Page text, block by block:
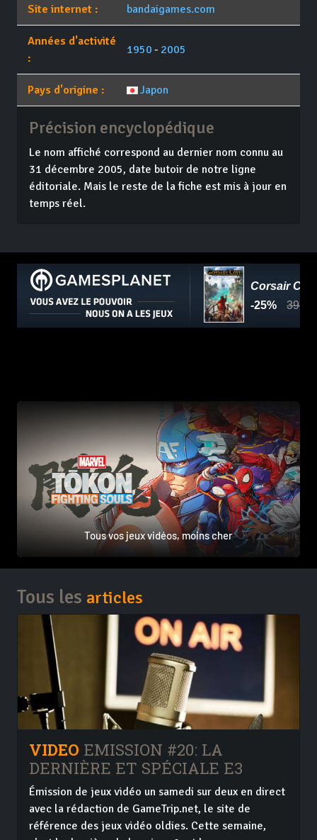
Site internet : bandaigames.com
Années d'activité
:
1950 - 2005
Pays d'origine : Japon
Précision encyclopédique
Le nom affiché correspond au dernier nom connu au
31 décembre 2005, date butoir de notre ligne
éditoriale. Mais le reste de la fiche est mis à jour en
temps réel.
Tous vos jeux vidéos, moins cher
Tous les articles
VIDEO EMISSION #20: LA
DERNIÈRE ET SPÉCIALE E3
Émission de jeux vidéo un samedi sur deux en direct
avec la rédaction de GameTrip.net, le site de
référence des jeux vidéo oldies. Cette semaine,